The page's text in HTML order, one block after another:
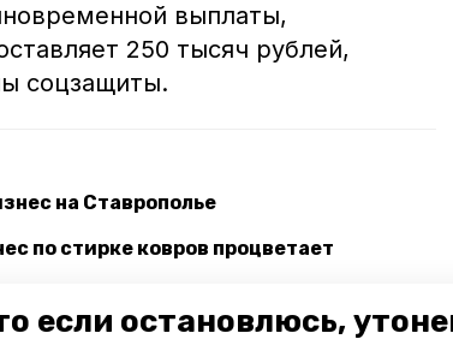
если остановлюсь,
выплаты,
250 тысяч рублей,
соцзащиты.
на Ставрополье
по стирке ковров процветает
за год на Ставрополье